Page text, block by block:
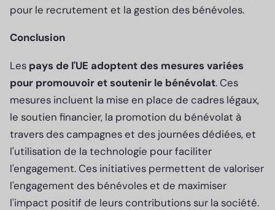
pour le recrutement et la gestion des bénévoles.
Conclusion
Les pays de l'UE adoptent des mesures variées
pour promouvoir et soutenir le bénévolat. Ces
mesures incluent la mise en place de cadres légaux,
le soutien financier, la promotion du bénévolat à
travers des campagnes et des journées dédiées, et
l'utilisation de la technologie pour faciliter
l'engagement. Ces initiatives permettent de valoriser
l'engagement des bénévoles et de maximiser
l'impact positif de leurs contributions sur la société.